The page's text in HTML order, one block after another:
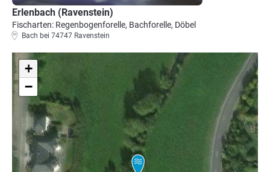
Erlenbach (Ravenstein)
Fischarten: Regenbogenforelle, Bachforelle, Döbel
Bach bei 74747 Ravenstein
+
−